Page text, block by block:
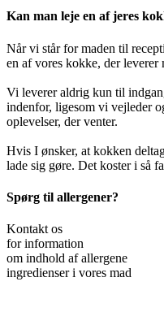
Kan man leje en af jeres
Når vi står for maden til
en af vores kokke, der leverer
Vi leverer aldrig kun til
indenfor, ligesom vi vejleder
oplevelser, der venter.
Hvis I ønsker, at kokken
lade sig gøre. Det koster i så
Spørg til allergener?
Kontakt os
for information
om indhold af allergene
ingredienser i vores mad